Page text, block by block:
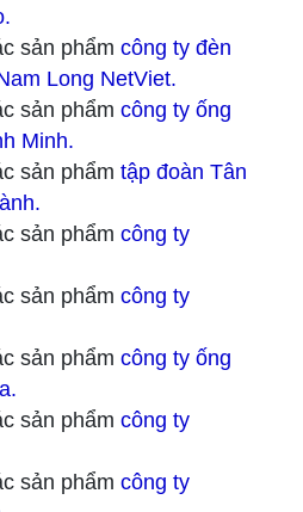
sản phẩm công ty đèn
Long NetViet.
sản phẩm công ty ống
Minh.
sản phẩm tập đoàn Tân
sản phẩm công ty
sản phẩm công ty
sản phẩm công ty ống
sản phẩm công ty
sản phẩm công ty